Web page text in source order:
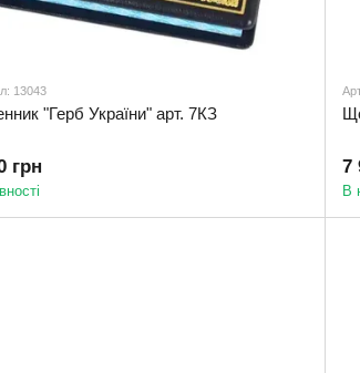
13043
"Герб України" арт. 7КЗ
грн 7
В